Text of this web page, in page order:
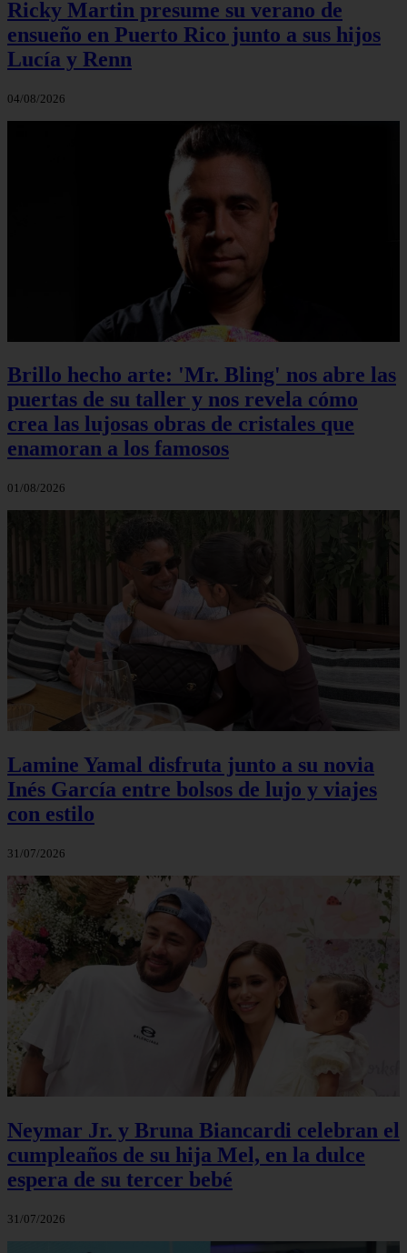
Ricky Martin presume su verano de
ensueño en Puerto Rico junto a sus hijos
Lucía y Renn
04/08/2026
Brillo hecho arte: 'Mr. Bling' nos abre las
puertas de su taller y nos revela cómo
crea las lujosas obras de cristales que
enamoran a los famosos
01/08/2026
Lamine Yamal disfruta junto a su novia
Inés García entre bolsos de lujo y viajes
con estilo
31/07/2026
Neymar Jr. y Bruna Biancardi celebran el
cumpleaños de su hija Mel, en la dulce
espera de su tercer bebé
31/07/2026